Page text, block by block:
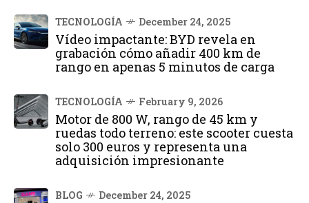
TECNOLOGÍA December 24, 2025
Vídeo impactante: BYD revela en
grabación cómo añadir 400 km de
rango en apenas 5 minutos de carga
TECNOLOGÍA February 9, 2026
Motor de 800 W, rango de 45 km y
ruedas todo terreno: este scooter cuesta
solo 300 euros y representa una
adquisición impresionante
BLOG December 24, 2025